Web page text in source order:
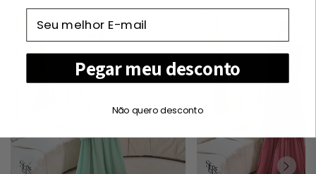
Pegar meu desconto
Não quero desconto